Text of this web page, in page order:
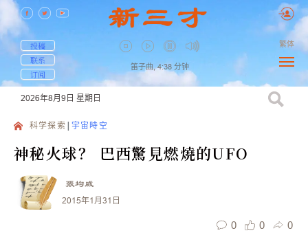
投稿
联系
订阅
笛子曲, 4:38 分钟
繁体
2026年8月9日 星期日
科学探索 宇宙時空
神秘火球？ 巴西驚見燃燒的UFO
張均威
2015年1月31日
0 0 0